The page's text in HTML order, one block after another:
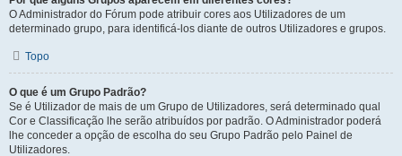
O Administrador do Fórum pode atribuir cores aos Utilizadores de um
determinado grupo, para identificá-los diante de outros Utilizadores e grupos.
Topo
O que é um Grupo Padrão?
Se é Utilizador de mais de um Grupo de Utilizadores, será determinado qual
Cor e Classificação lhe serão atribuídos por padrão. O Administrador poderá
lhe conceder a opção de escolha do seu Grupo Padrão pelo Painel de
Utilizadores.